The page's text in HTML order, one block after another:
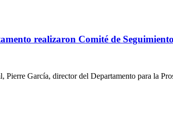
realizaron Comité de
García, director del Departamento para la